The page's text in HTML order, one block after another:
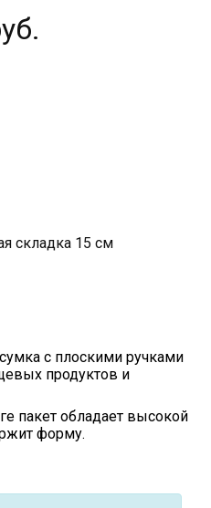
складка 15 см
с плоскими ручками
продуктов и
пакет обладает высокой
форму.